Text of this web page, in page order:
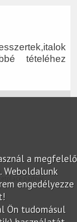
tételéhez
a megfelelő
Weboldalunk
engedélyezze
Ön tudomásul
partner